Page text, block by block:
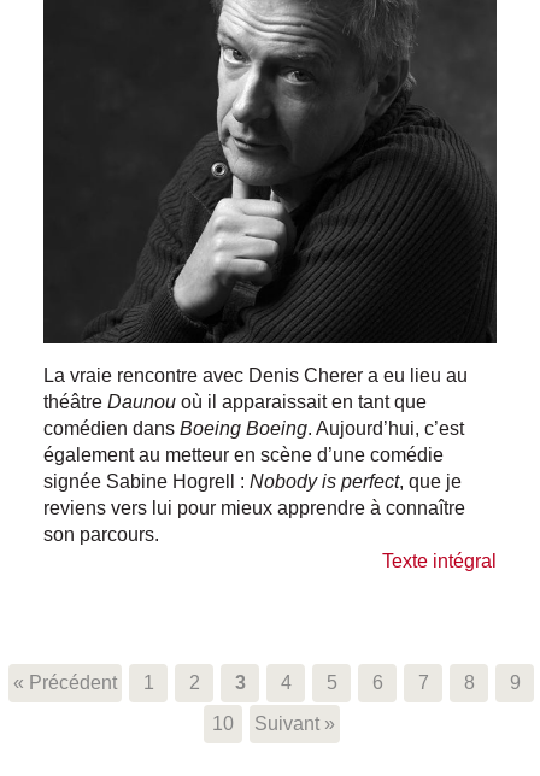
La vraie rencontre avec Denis Cherer a eu lieu au
théâtre Daunou où il apparaissait en tant que
comédien dans Boeing Boeing. Aujourd’hui, c’est
également au metteur en scène d’une comédie
signée Sabine Hogrell : Nobody is perfect, que je
reviens vers lui pour mieux apprendre à connaître
son parcours.
Texte intégral
« Précédent 1 2 3 4 5 6 7 8
9
10
Suivant »